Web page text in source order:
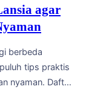
agar
berbeda
tips praktis
nyaman. Daftar